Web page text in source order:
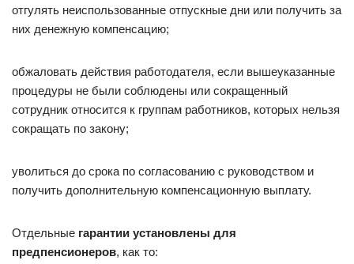
отгулять неиспользованные отпускные дни или получить за
них денежную компенсацию;
обжаловать действия работодателя, если вышеуказанные
процедуры не были соблюдены или сокращенный
сотрудник относится к группам работников, которых нельзя
сокращать по закону;
уволиться до срока по согласованию с руководством и
получить дополнительную компенсационную выплату.
Отдельные гарантии установлены для
предпенсионеров, как то: